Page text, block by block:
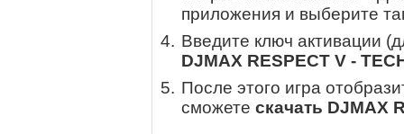
приложения и выберите
Введите ключ активации
DJMAX RESPECT V -
После этого игра
сможете скачать DJMAX